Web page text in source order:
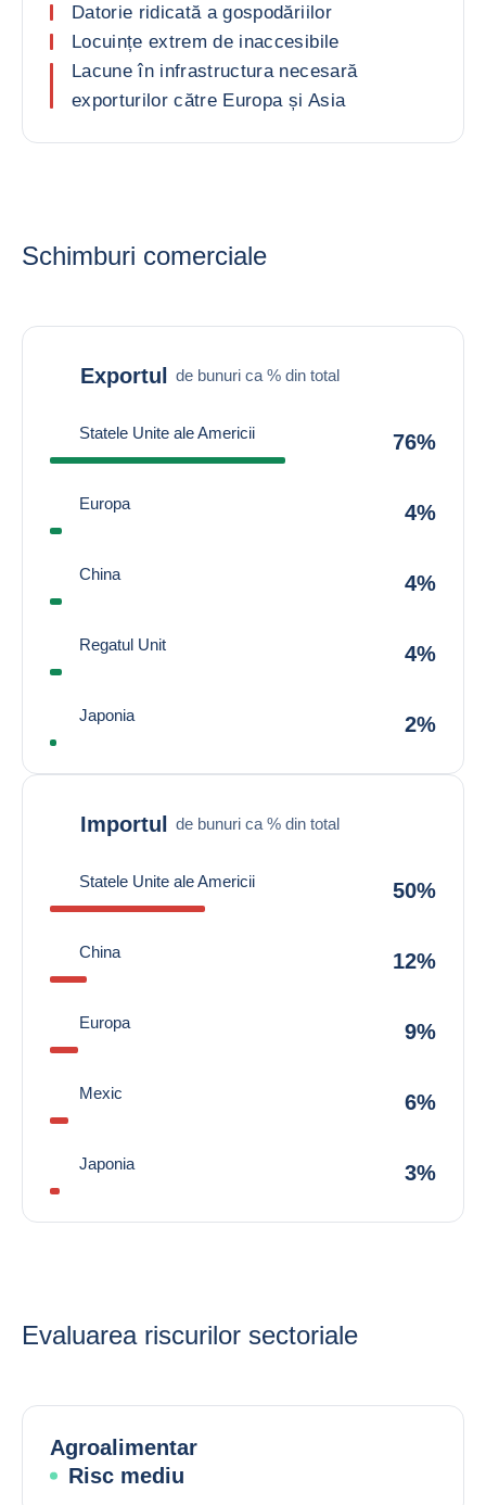
Datorie ridicată a gospodăriilor
Locuințe extrem de inaccesibile
Lacune în infrastructura necesară
exporturilor către Europa și Asia
Schimburi comerciale
Exportul de bunuri ca % din total
Statele Unite ale Americii 76%
Europa 4%
China 4%
Regatul Unit 4%
Japonia 2%
Importul de bunuri ca % din total
Statele Unite ale Americii 50%
China 12%
Europa 9%
Mexic 6%
Japonia 3%
Evaluarea riscurilor sectoriale
Agroalimentar
Risc mediu